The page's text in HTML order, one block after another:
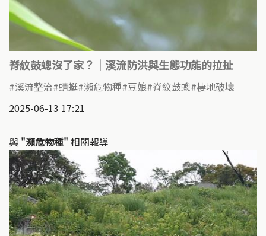
脊紋鼓蟌沒了家？｜溪流防洪與生態功能的拉扯
溪流整治 蜻蜓 瀕危物種 豆娘 脊紋鼓蟌 棲地破壞
2025-06-13 17:21
與 "瀕危物種" 相關報導